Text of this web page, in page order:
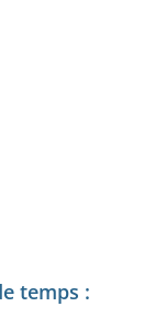
temps :